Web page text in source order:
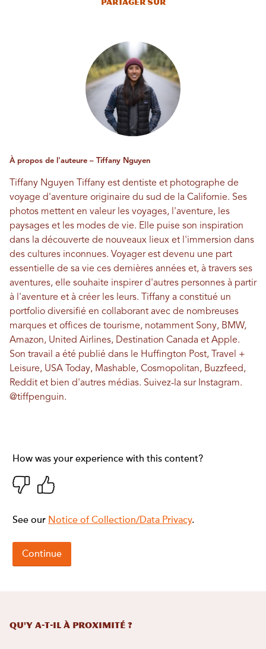
Partager sur
À propos de l'auteure – Tiffany Nguyen
Tiffany Nguyen Tiffany est dentiste et photographe de
voyage d'aventure originaire du sud de la Californie. Ses
photos mettent en valeur les voyages, l'aventure, les
paysages et les modes de vie. Elle puise son inspiration
dans la découverte de nouveaux lieux et l'immersion dans
des cultures inconnues. Voyager est devenu une part
essentielle de sa vie ces dernières années et, à travers ses
aventures, elle souhaite inspirer d'autres personnes à partir
à l'aventure et à créer les leurs. Tiffany a constitué un
portfolio diversifié en collaborant avec de nombreuses
marques et offices de tourisme, notamment Sony, BMW,
Amazon, United Airlines, Destination Canada et Apple.
Son travail a été publié dans le Huffington Post, Travel +
Leisure, USA Today, Mashable, Cosmopolitan, Buzzfeed,
Reddit et bien d'autres médias. Suivez-la sur Instagram.
@tiffpenguin.
Qu'y a-t-il à proximité ?